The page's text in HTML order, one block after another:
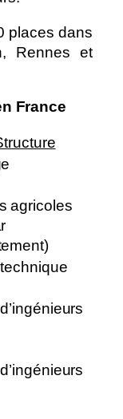
places dans
Rennes et
France
agricoles